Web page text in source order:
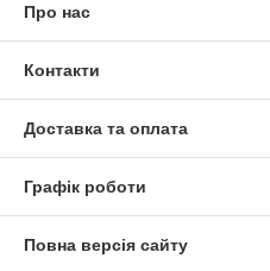
Про нас
Контакти
Доставка та оплата
Графік роботи
Повна версія сайту